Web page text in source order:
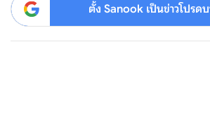
ตั้ง Sanook เป็นข่าวโปร